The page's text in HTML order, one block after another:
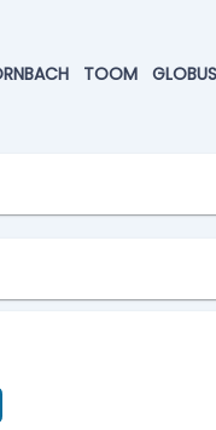
TOOM GLOBUS